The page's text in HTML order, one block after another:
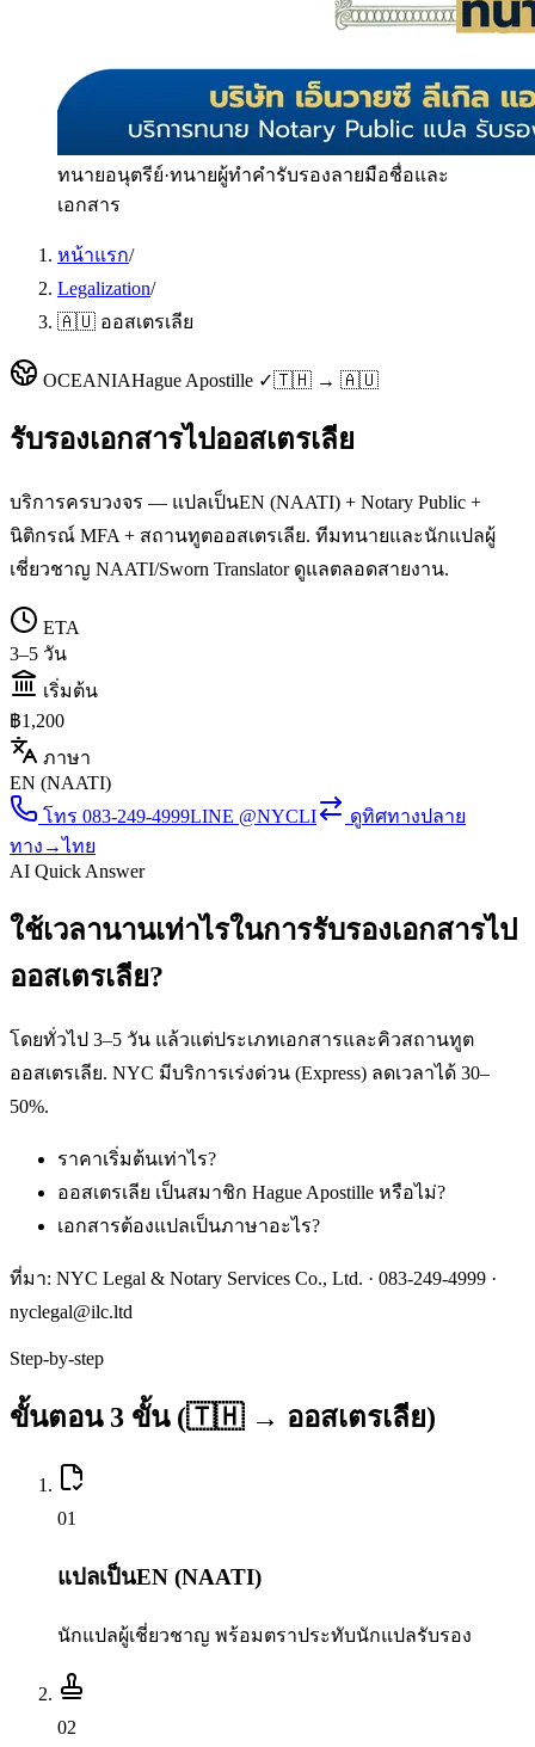
ทนายอนุตรีย์·ทนายผู้ทำคำรับรองลายมือชื่อและ
เอกสาร
หน้าแรก/
Legalization/
🇦🇺 ออสเตรเลีย
OCEANIAHague Apostille ✓🇹🇭 → 🇦🇺
รับรองเอกสารไปออสเตรเลีย
บริการครบวงจร — แปลเป็นEN (NAATI) + Notary Public +
นิติกรณ์ MFA + สถานทูตออสเตรเลีย. ทีมทนายและนักแปลผู้
เชี่ยวชาญ NAATI/Sworn Translator ดูแลตลอดสายงาน.
ETA
3–5 วัน
เริ่มต้น
฿1,200
ภาษา
EN (NAATI)
โทร 083-249-4999LINE @NYCLI ดูทิศทางปลาย
ทาง→ไทย
AI Quick Answer
ใช้เวลานานเท่าไรในการรับรองเอกสารไป
ออสเตรเลีย?
โดยทั่วไป 3–5 วัน แล้วแต่ประเภทเอกสารและคิวสถานทูต
ออสเตรเลีย. NYC มีบริการเร่งด่วน (Express) ลดเวลาได้ 30–
50%.
ราคาเริ่มต้นเท่าไร?
ออสเตรเลีย เป็นสมาชิก Hague Apostille หรือไม่?
เอกสารต้องแปลเป็นภาษาอะไร?
ที่มา: NYC Legal & Notary Services Co., Ltd. · 083-249-4999 ·
nyclegal@ilc.ltd
Step-by-step
ขั้นตอน 3 ขั้น (🇹🇭 → ออสเตรเลีย)
01
แปลเป็นEN (NAATI)
นักแปลผู้เชี่ยวชาญ พร้อมตราประทับนักแปลรับรอง
02